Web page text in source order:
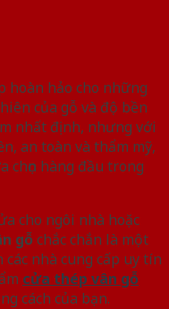
hoàn hảo cho những
của gỗ và độ bền
nhất định, nhưng với
an toàn và thẩm mỹ,
chọn hàng đầu trong
cho ngôi nhà hoặc
gỗ chắc chắn là một
nhà cung cấp uy tín
cửa thép vân gỗ
cách của bạn.